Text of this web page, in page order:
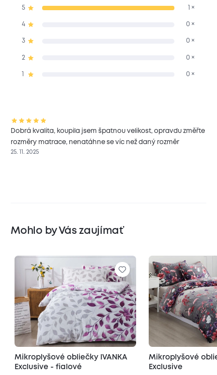
5 1 ×
4 0 ×
3 0 ×
2 0 ×
0 ×
Dobrá kvalita, koupila jsem špatnou velikost, opravdu změřte
rozměry matrace, nenatáhne se víc než daný rozměr
25. 11. 2025
Mohlo by Vás zaujímať
Mikroplyšové obliečky IVANKA
Exclusive - fialové
Mikroplyšové
Exclusive